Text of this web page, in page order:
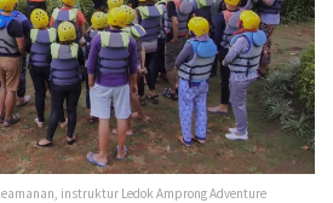
instruktur Ledok Amprong Adventure